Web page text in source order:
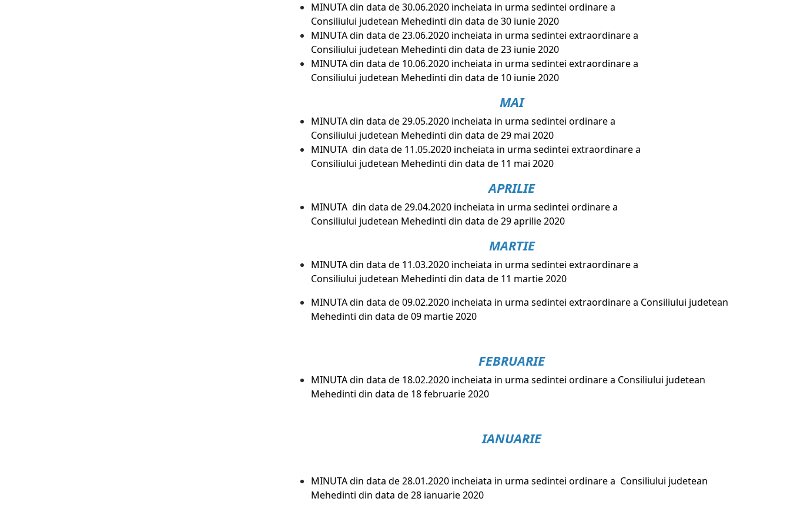
MINUTA din data de 30.06.2020 incheiata in urma sedintei ordinare a
Consiliului judetean Mehedinti din data de 30 iunie 2020
MINUTA din data de 23.06.2020 incheiata in urma sedintei extraordinare a
Consiliului judetean Mehedinti din data de 23 iunie 2020
MINUTA din data de 10.06.2020 incheiata in urma sedintei extraordinare a
Consiliului judetean Mehedinti din data de 10 iunie 2020
MAI
MINUTA din data de 29.05.2020 incheiata in urma sedintei ordinare a
Consiliului judetean Mehedinti din data de 29 mai 2020
MINUTA din data de 11.05.2020 incheiata in urma sedintei extraordinare a
Consiliului judetean Mehedinti din data de 11 mai 2020
APRILIE
MINUTA din data de 29.04.2020 incheiata in urma sedintei ordinare a
Consiliului judetean Mehedinti din data de 29 aprilie 2020
MARTIE
MINUTA din data de 11.03.2020 incheiata in urma sedintei extraordinare a
Consiliului judetean Mehedinti din data de 11 martie 2020
MINUTA din data de 09.02.2020 incheiata in urma sedintei extraordinare a Consiliului judetean
Mehedinti din data de 09 martie 2020
FEBRUARIE
MINUTA din data de 18.02.2020 incheiata in urma sedintei ordinare a Consiliului judetean
Mehedinti din data de 18 februarie 2020
IANUARIE
MINUTA din data de 28.01.2020 incheiata in urma sedintei ordinare a Consiliului judetean
Mehedinti din data de 28 ianuarie 2020